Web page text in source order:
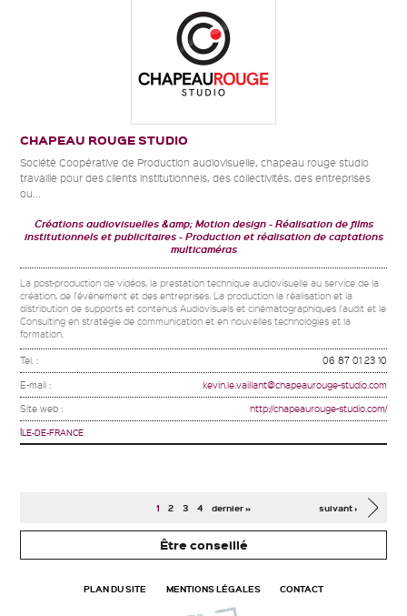
CHAPEAU ROUGE STUDIO
Société Coopérative de Production audiovisuelle, chapeau rouge studio
travaille pour des clients institutionnels, des collectivités, des entreprises
ou...
Créations audiovisuelles &amp; Motion design
Réalisation de films
institutionnels et publicitaires
Production et réalisation de captations
multicaméras
La post-production de vidéos, la prestation technique audiovisuelle au service de la
création, de l'évènement et des entreprises. La production la réalisation et la
distribution de supports et contenus Audiovisuels et cinématographiques l'audit et le
Consulting en stratégie de communication et en nouvelles technologies et la
formation.
Tel. : 06 87 01 23 10
E-mail : kevin.le.vaillant@chapeaurouge-studio.com
Site web : http://chapeaurouge-studio.com/
ÎLE-DE-FRANCE
1 2 3 4 suivant ›
dernier »
Être conseillé
PLAN DU SITE MENTIONS LÉGALES CONTACT